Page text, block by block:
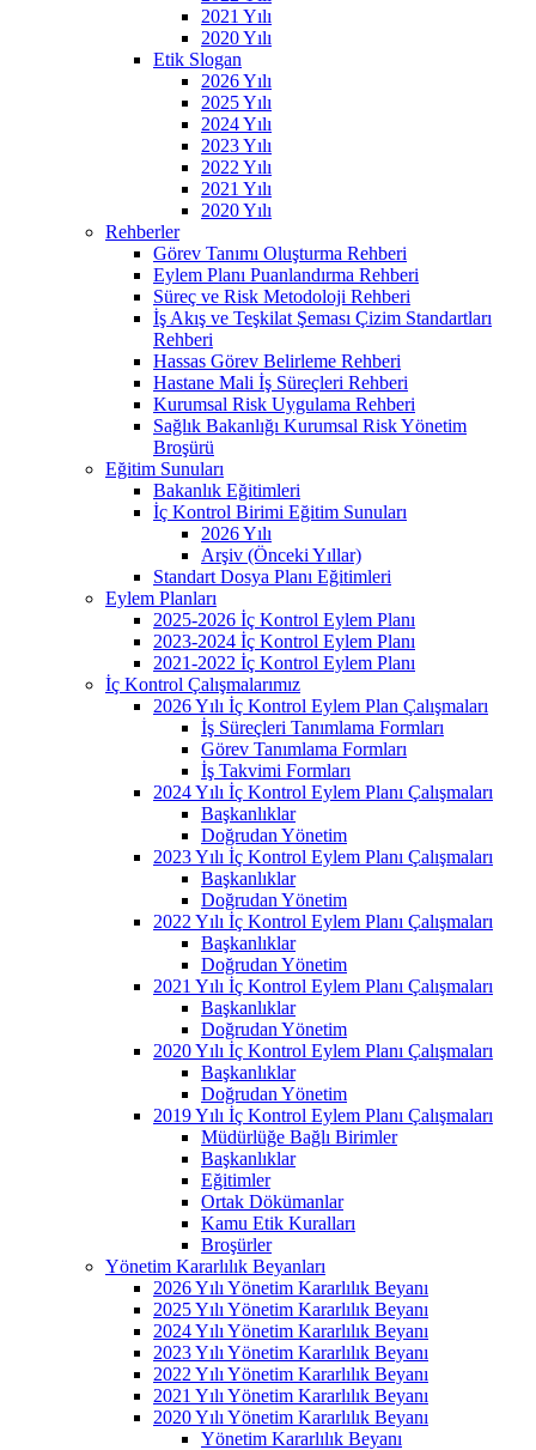
2021 Yılı
2020 Yılı
Etik Slogan
2026 Yılı
2025 Yılı
2024 Yılı
2023 Yılı
2022 Yılı
2021 Yılı
2020 Yılı
Rehberler
Görev Tanımı Oluşturma Rehberi
Eylem Planı Puanlandırma Rehberi
Süreç ve Risk Metodoloji Rehberi
İş Akış ve Teşkilat Şeması Çizim Standartları
Rehberi
Hassas Görev Belirleme Rehberi
Hastane Mali İş Süreçleri Rehberi
Kurumsal Risk Uygulama Rehberi
Sağlık Bakanlığı Kurumsal Risk Yönetim
Broşürü
Eğitim Sunuları
Bakanlık Eğitimleri
İç Kontrol Birimi Eğitim Sunuları
2026 Yılı
Arşiv (Önceki Yıllar)
Standart Dosya Planı Eğitimleri
Eylem Planları
2025-2026 İç Kontrol Eylem Planı
2023-2024 İç Kontrol Eylem Planı
2021-2022 İç Kontrol Eylem Planı
İç Kontrol Çalışmalarımız
2026 Yılı İç Kontrol Eylem Plan Çalışmaları
İş Süreçleri Tanımlama Formları
Görev Tanımlama Formları
İş Takvimi Formları
2024 Yılı İç Kontrol Eylem Planı Çalışmaları
Başkanlıklar
Doğrudan Yönetim
2023 Yılı İç Kontrol Eylem Planı Çalışmaları
Başkanlıklar
Doğrudan Yönetim
2022 Yılı İç Kontrol Eylem Planı Çalışmaları
Başkanlıklar
Doğrudan Yönetim
2021 Yılı İç Kontrol Eylem Planı Çalışmaları
Başkanlıklar
Doğrudan Yönetim
2020 Yılı İç Kontrol Eylem Planı Çalışmaları
Başkanlıklar
Doğrudan Yönetim
2019 Yılı İç Kontrol Eylem Planı Çalışmaları
Müdürlüğe Bağlı Birimler
Başkanlıklar
Eğitimler
Ortak Dökümanlar
Kamu Etik Kuralları
Broşürler
Yönetim Kararlılık Beyanları
2026 Yılı Yönetim Kararlılık Beyanı
2025 Yılı Yönetim Kararlılık Beyanı
2024 Yılı Yönetim Kararlılık Beyanı
2023 Yılı Yönetim Kararlılık Beyanı
2022 Yılı Yönetim Kararlılık Beyanı
2021 Yılı Yönetim Kararlılık Beyanı
2020 Yılı Yönetim Kararlılık Beyanı
Yönetim Kararlılık Beyanı